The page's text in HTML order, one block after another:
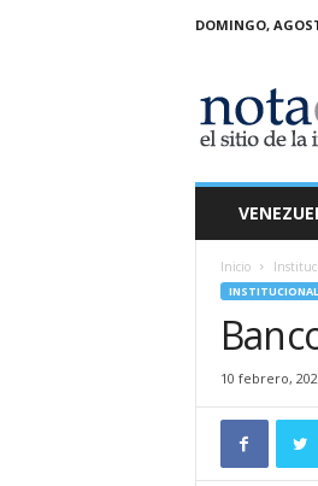
DOMINGO,
a
O
Inicio
INSTITUCIONAL
10 febrero,